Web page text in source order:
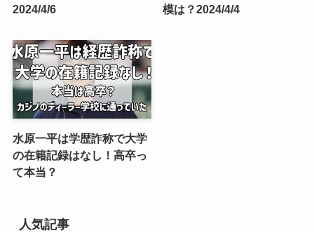
2024/4/6
模は？2024/4/4
水原一平は学歴詐称で大学
の在籍記録はなし！高卒っ
て本当？
人気記事